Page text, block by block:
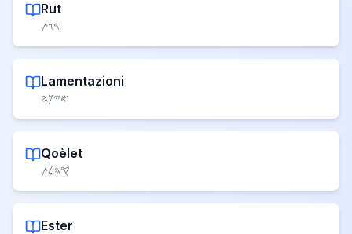
Rut
𐤓𐤅𐤕
Lamentazioni
𐤀𐤉𐤊𐤄
Qoèlet
𐤒𐤄𐤋𐤕
Ester